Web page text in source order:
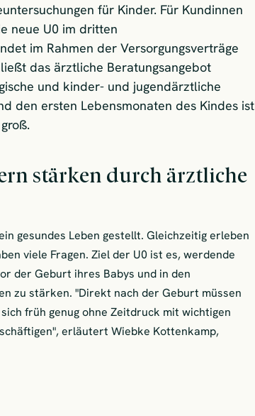
für Kinder. Für Kundinnen
neue U0 im dritten
im Rahmen der Versorgungsverträge
das ärztliche Beratungsangebot
und kinder- und jugendärztliche
den ersten Lebensmonaten des Kindes ist
stärken durch ärztliche
gesundes Leben gestellt. Gleichzeitig erleben
viele Fragen. Ziel der U0 ist es, werdende
der Geburt ihres Babys und in den
zu stärken. "Direkt nach der Geburt müssen
früh genug ohne Zeitdruck mit wichtigen
erläutert Wiebke Kottenkamp,